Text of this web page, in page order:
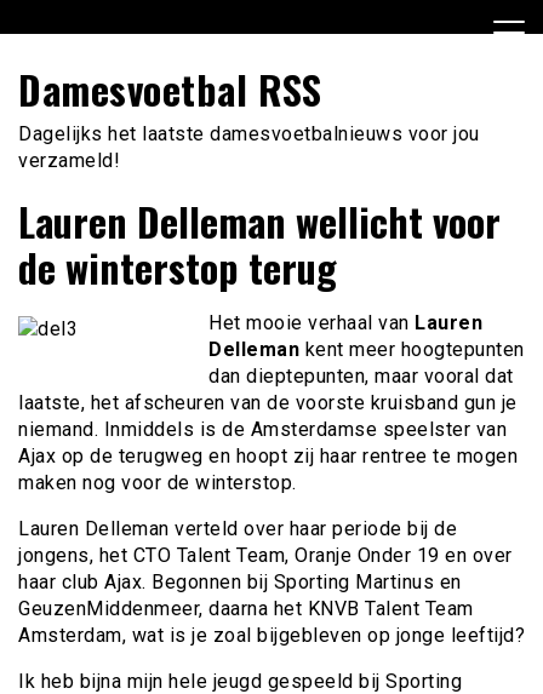
naar
inhoud
Damesvoetbal RSS
Dagelijks het laatste damesvoetbalnieuws voor jou
verzameld!
Lauren Delleman wellicht voor
de winterstop terug
Het mooie verhaal van Lauren
Delleman kent meer hoogtepunten
dan dieptepunten, maar vooral dat
laatste, het afscheuren van de voorste kruisband gun je
niemand. Inmiddels is de Amsterdamse speelster van
Ajax op de terugweg en hoopt zij haar rentree te mogen
maken nog voor de winterstop.
Lauren Delleman verteld over haar periode bij de
jongens, het CTO Talent Team, Oranje Onder 19 en over
haar club Ajax. Begonnen bij Sporting Martinus en
GeuzenMiddenmeer, daarna het KNVB Talent Team
Amsterdam, wat is je zoal bijgebleven op jonge leeftijd?
Ik heb bijna mijn hele jeugd gespeeld bij Sporting